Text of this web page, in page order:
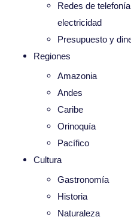
Redes de
electricidad
Presupuesto y
Regiones
Amazonia
Andes
Caribe
Orinoquía
Pacífico
Cultura
Gastronomía
Historia
Naturaleza